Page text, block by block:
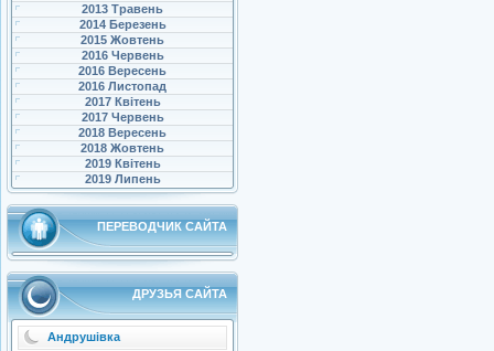
2013 Травень
2014 Березень
2015 Жовтень
2016 Червень
2016 Вересень
2016 Листопад
2017 Квітень
2017 Червень
2018 Вересень
2018 Жовтень
2019 Квітень
2019 Липень
ПЕРЕВОДЧИК САЙТА
ДРУЗЬЯ САЙТА
Андрушівка